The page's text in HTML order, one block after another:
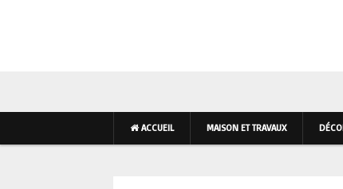
ACCUEIL MAISON ET TRAVAUX